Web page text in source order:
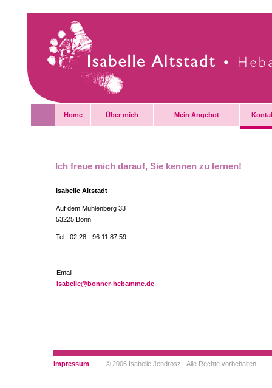
Home Über mich Mein Angebot
Ich freue mich darauf, Sie kennen zu lernen!
Isabelle Altstadt
Auf dem Mühlenberg 33
53225 Bonn
Tel.: 02 28 - 96 11 87 59
Email:
Isabelle@bonner-hebamme.de
Impressum © 2006 Isabelle Jendrosz - Alle Rechte vorbehalten